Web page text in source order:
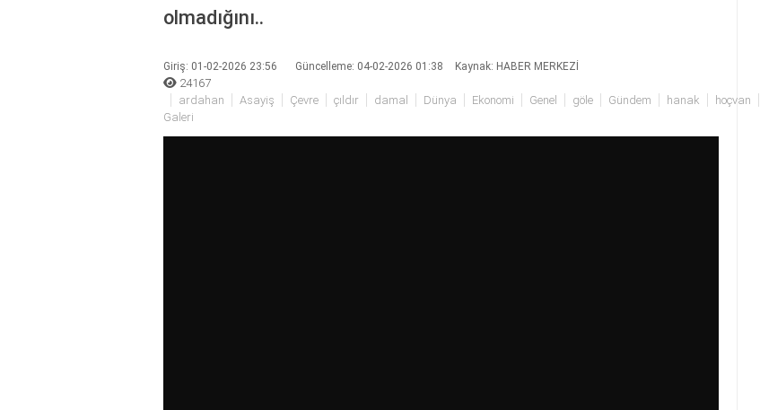
olmadığını..
Giriş: 01-02-2026 23:56 Güncelleme: 04-02-2026 01:38 Kaynak: HABER MERKEZİ
24167
ardahan
Asayiş Çevre çıldır damal Dünya Ekonomi Genel göle Gündem hanak hoçvan
Galeri